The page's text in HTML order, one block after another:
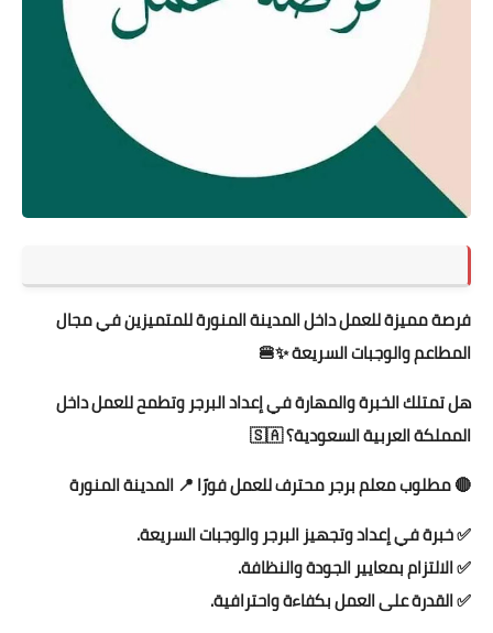
فرصة مميزة للعمل داخل المدينة المنورة للمتميزين في مجال
المطاعم والوجبات السريعة ✨🍔
هل تمتلك الخبرة والمهارة في إعداد البرجر وتطمح للعمل داخل
المملكة العربية السعودية؟ 🇸🇦
🔴 مطلوب معلم برجر محترف للعمل فورًا 📍 المدينة المنورة
✅ خبرة في إعداد وتجهيز البرجر والوجبات السريعة.
✅ الالتزام بمعايير الجودة والنظافة.
✅ القدرة على العمل بكفاءة واحترافية.